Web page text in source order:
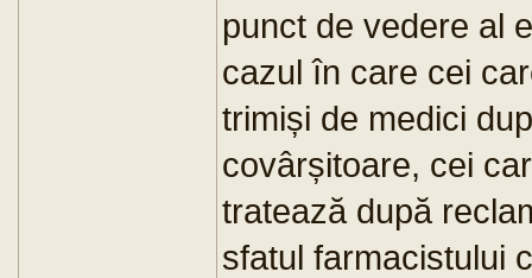
punct de vedere al
cazul în care cei
trimiși de medici
covârșitoare, cei
tratează după
sfatul farmacistului